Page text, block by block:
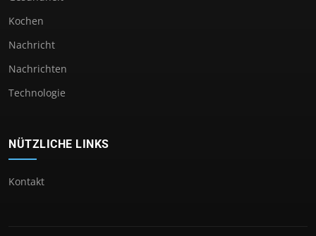
Kochen
Nachricht
Nachrichten
Technologie
NÜTZLICHE LINKS
Kontakt